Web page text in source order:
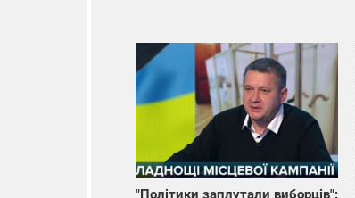
"Політики заплутали виборців":